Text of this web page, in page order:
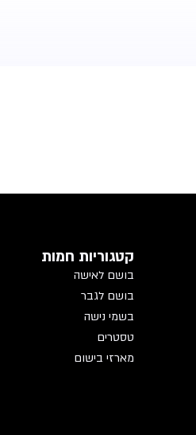
קטגוריות חמות
בושם לאישה
בושם לגבר
בשמי נישה
טסטרים
מארזי בישום